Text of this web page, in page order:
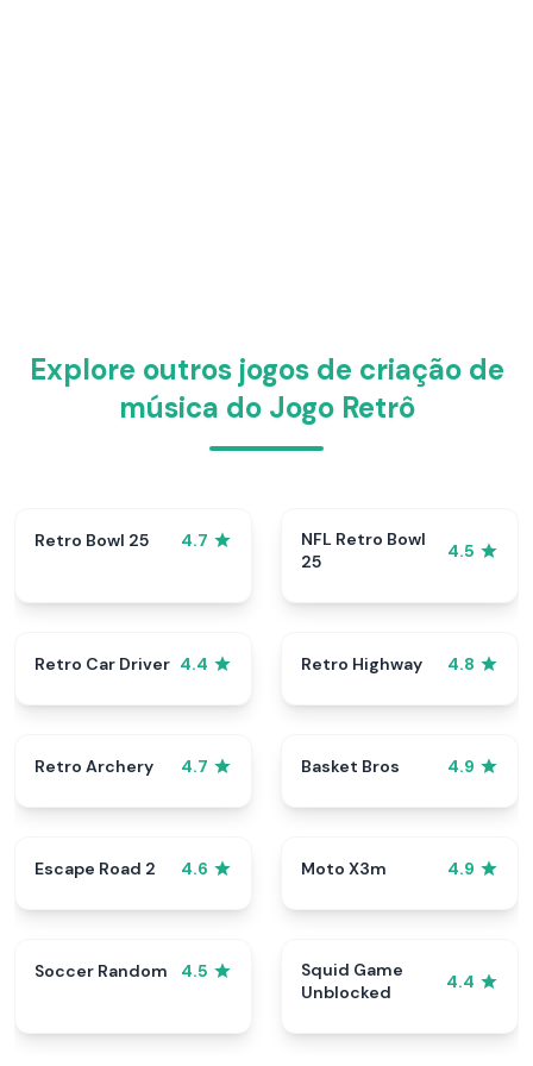
Explore outros jogos de criação de
música do Jogo Retrô
Retro Bowl 25 4.7
NFL Retro Bowl
25
4.5
Retro Car Driver 4.4 Retro Highway 4.8
Retro Archery 4.7 Basket Bros 4.9
Escape Road 2 4.6 Moto X3m 4.9
Soccer Random 4.5
Squid Game
Unblocked
4.4